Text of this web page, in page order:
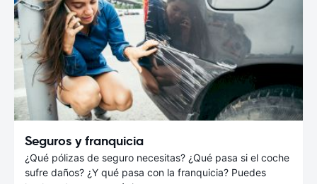
Seguros y franquicia
¿Qué pólizas de seguro necesitas? ¿Qué pasa si el coche
sufre daños? ¿Y qué pasa con la franquicia? Puedes